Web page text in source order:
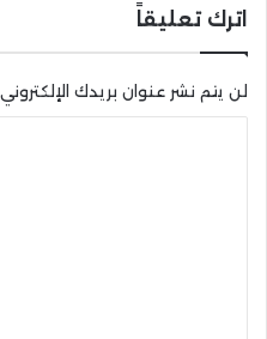
اترك تعليقاً
لن يتم نشر عنوان بريدك الإلكتروني.